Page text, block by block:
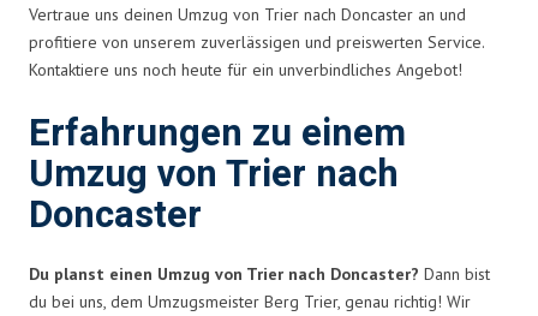
Vertraue uns deinen Umzug von Trier nach Doncaster an und
profitiere von unserem zuverlässigen und preiswerten Service.
Kontaktiere uns noch heute für ein unverbindliches Angebot!
Erfahrungen zu einem
Umzug von Trier nach
Doncaster
Du planst einen Umzug von Trier nach Doncaster? Dann bist
du bei uns, dem Umzugsmeister Berg Trier, genau richtig! Wir